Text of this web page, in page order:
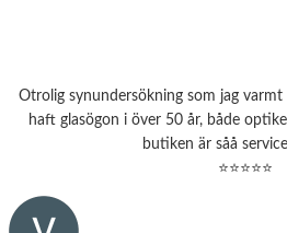
Otrolig synundersökning som jag varmt
haft glasögon i över 50 år, både
butiken är såå
⭐⭐⭐⭐⭐